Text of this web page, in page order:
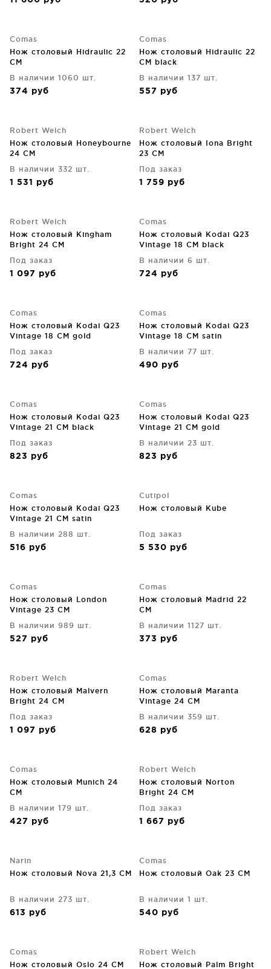
Comas
Нож столовый Hidraulic 22
CM
В наличии 1060 шт.
374 руб
Comas
Нож столовый Hidraulic 22
CM black
В наличии 137 шт.
557 руб
Robert Welch
Нож столовый Honeybourne
24 CM
В наличии 332 шт.
1 531 руб
Robert Welch
Нож столовый Iona Bright
23 CM
Под заказ
1 759 руб
Robert Welch
Нож столовый Kingham
Bright 24 CM
Под заказ
1 097 руб
Comas
Нож столовый Kodai Q23
Vintage 18 CM black
В наличии 6 шт.
724 руб
Comas
Нож столовый Kodai Q23
Vintage 18 CM gold
Под заказ
724 руб
Comas
Нож столовый Kodai Q23
Vintage 18 CM satin
В наличии 77 шт.
490 руб
Comas
Нож столовый Kodai Q23
Vintage 21 CM black
Под заказ
823 руб
Comas
Нож столовый Kodai Q23
Vintage 21 CM gold
В наличии 23 шт.
823 руб
Comas
Нож столовый Kodai Q23
Vintage 21 CM satin
В наличии 288 шт.
516 руб
Cutipol
Нож столовый Kube
Под заказ
5 530 руб
Comas
Нож столовый London
Vintage 23 CM
В наличии 989 шт.
527 руб
Comas
Нож столовый Madrid 22
CM
В наличии 1127 шт.
373 руб
Robert Welch
Нож столовый Malvern
Bright 24 CM
Под заказ
1 097 руб
Comas
Нож столовый Maranta
Vintage 24 CM
В наличии 359 шт.
628 руб
Comas
Нож столовый Munich 24
CM
В наличии 179 шт.
427 руб
Robert Welch
Нож столовый Norton
Bright 24 CM
Под заказ
1 667 руб
Narin
Нож столовый Nova 21,3 CM
В наличии 273 шт.
613 руб
Comas
Нож столовый Oak 23 CM
В наличии 1 шт.
540 руб
Comas
Нож столовый Oslo 24 CM
Robert Welch
Нож столовый Palm Bright